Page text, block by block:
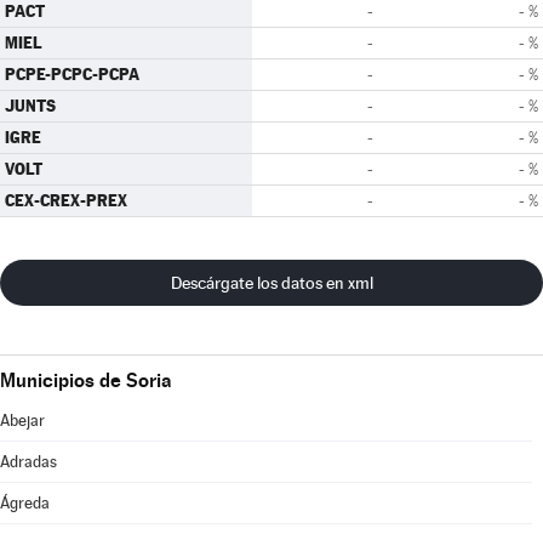
PACT - - %
MIEL - - %
PCPE-PCPC-PCPA - - %
JUNTS - - %
IGRE - - %
VOLT - - %
CEX-CREX-PREX - - %
Descárgate los datos en xml
Municipios de Soria
Abejar
Adradas
Ágreda